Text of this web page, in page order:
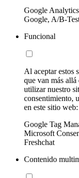
Google
Google, A/B-
Funcional
Al aceptar estos
que van más
utilizar nuestro
consentimiento,
en este sitio web:
Google Tag
Microsoft
Freshchat
Contenido